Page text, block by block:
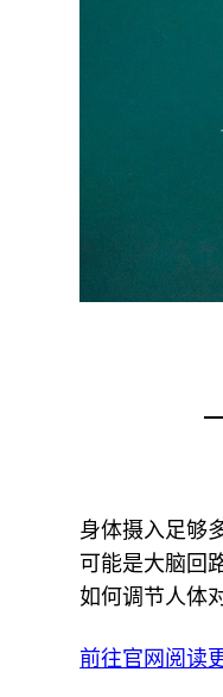
身体摄入足够
可能是大脑回
如何调节人体
前往官网阅读